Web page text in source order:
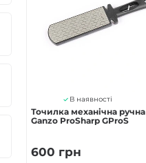
В наявності
Точилка механічна ручна
Ganzo ProSharp GProS
600 грн